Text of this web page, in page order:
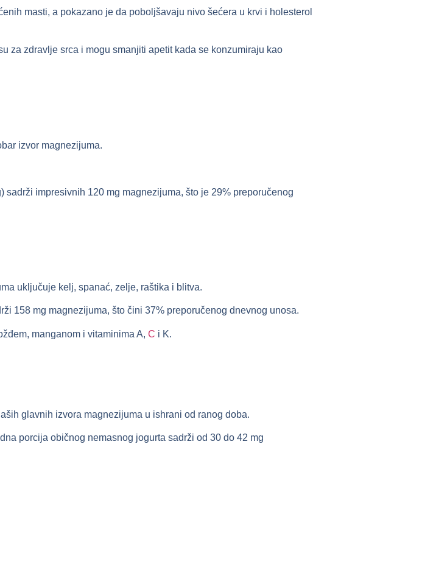
masti, a pokazano je da poboljšavaju nivo šećera u krvi i holesterol
za zdravlje srca i mogu smanjiti apetit kada se konzumiraju kao
izvor magnezijuma.
impresivnih 120 mg magnezijuma, što je 29% preporučenog
uključuje kelj, spanać, zelje, raštika i blitva.
158 mg magnezijuma, što čini 37% preporučenog dnevnog unosa.
manganom i vitaminima A, C i K.
glavnih izvora magnezijuma u ishrani od ranog doba.
porcija običnog nemasnog jogurta sadrži od 30 do 42 mg